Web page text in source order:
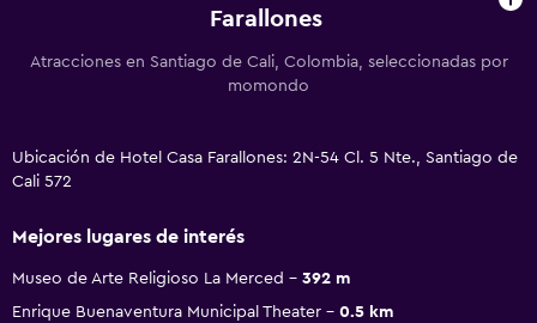
Farallones
Atracciones en Santiago de Cali, Colombia, seleccionadas por
momondo
Ubicación de Hotel Casa Farallones: 2N-54 Cl. 5 Nte., Santiago de
Cali 572
Mejores lugares de interés
Museo de Arte Religioso La Merced
392 m
Enrique Buenaventura Municipal Theater
0.5 km